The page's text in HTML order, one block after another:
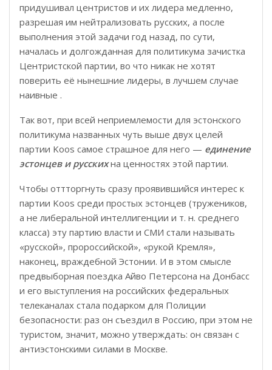
придушивал центристов и их лидера медленно,
разрешая им нейтрализовать русских, а после
выполнения этой задачи год назад, по сути,
началась и долгожданная для политикума зачистка
Центристской партии, во что никак не хотят
поверить её нынешние лидеры, в лучшем случае
наивные .
Так вот, при всей неприемлемости для эстонского
политикума названных чуть выше двух целей
партии Koos самое страшное для него — единение
эстонцев и русскихна ценностях этой партии.
Чтобы оттторгнуть сразу проявившийся интерес к
партии Koos среди простых эстонцев (тружеников,
а не либеральной интеллигенции и т. н. среднего
класса) эту партию власти и СМИ стали называть
«русской», пророссийской», «рукой Кремля»,
наконец, враждебной Эстонии. И в этом смысле
предвыборная поездка Айво Петерсона на Донбасс
и его выступления на российских федеральных
телеканалах стала подарком для Полиции
безопасности: раз он съездил в Россию, при этом не
туристом, значит, можно утверждать: он связан с
антиэстонскими силами в Москве.